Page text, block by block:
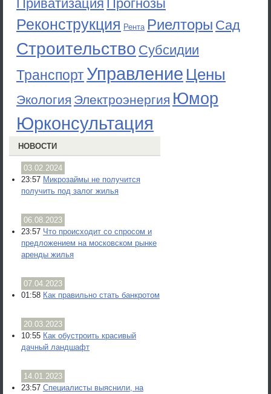
Приватизация Прогнозы
Реконструкция Рента Риелторы Сад
Строительство Субсидии
ТранспортУправление Цены
Экология Электроэнергия Юмор
Юрконсультация
НОВОСТИ
03.02.2024
23:57 Микрозаймы не получится
получить под залог жилья
06.08.2023
23:57 Что происходит со спросом и
предложением на московском рынке
аренды жилья
07.04.2023
01:58 Как правильно стать банкротом
20.03.2023
10:55 Как обустроить красивый
дачный ландшафт
14.01.2023
23:57 Специалисты выяснили, на